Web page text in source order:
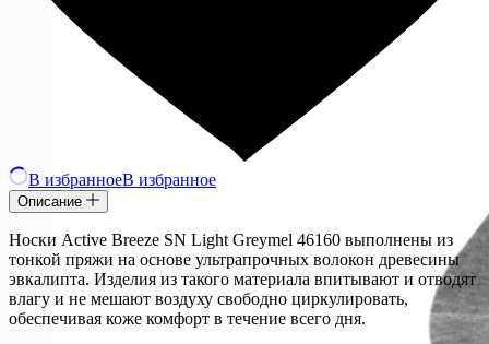
В избранноеВ избранное
Описание
Носки Active Breeze SN Light Greymel 46160 выполнены из
тонкой пряжи на основе ультрапрочных волокон древесины
эвкалипта. Изделия из такого материала впитывают и отводят
влагу и не мешают воздуху свободно циркулировать,
обеспечивая коже комфорт в течение всего дня.